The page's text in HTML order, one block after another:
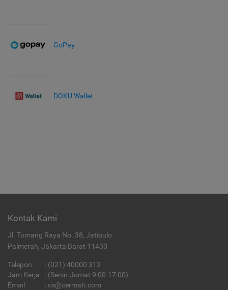
GoPay
DOKU Wallet
Kontak Kami
Jl. Tomang Raya No. 38, Jatipulo
Palmerah, Jakarta Barat 11430
Telepon : (021) 40000 312
Jam Kerja
: (Senin-Jumat 9:00-17:00)
Email
: cs@cermati.com